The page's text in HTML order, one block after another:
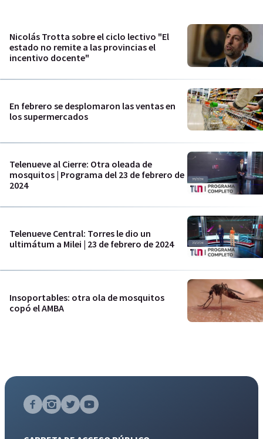
Nicolás Trotta sobre el ciclo lectivo "El
estado no remite a las provincias el
incentivo docente"
En febrero se desplomaron las ventas en
los supermercados
Telenueve al Cierre: Otra oleada de
mosquitos | Programa del 23 de febrero de
2024
Telenueve Central: Torres le dio un
ultimátum a Milei | 23 de febrero de 2024
Insoportables: otra ola de mosquitos
copó el AMBA